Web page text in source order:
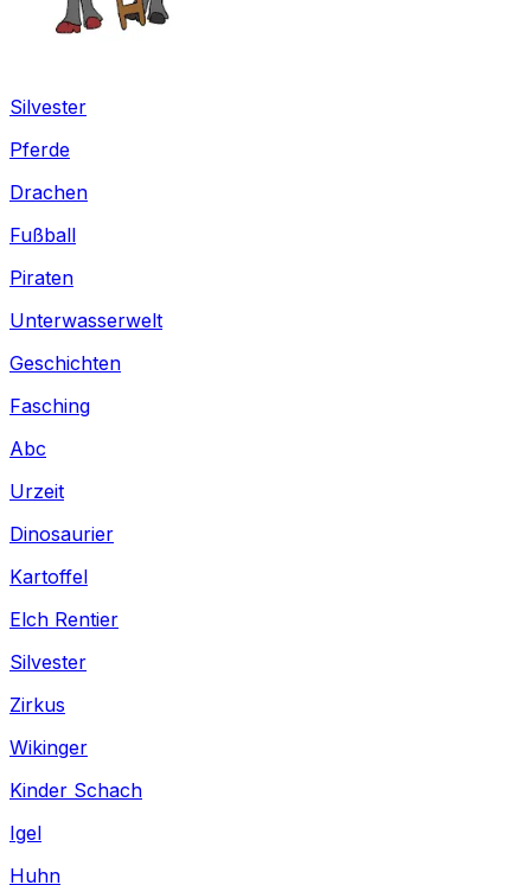
Silvester
Pferde
Drachen
Fußball
Piraten
Unterwasserwelt
Geschichten
Fasching
Abc
Urzeit
Dinosaurier
Kartoffel
Elch Rentier
Silvester
Zirkus
Wikinger
Kinder Schach
Igel
Huhn